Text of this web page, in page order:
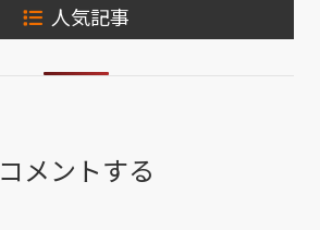
人気記事
コメントする